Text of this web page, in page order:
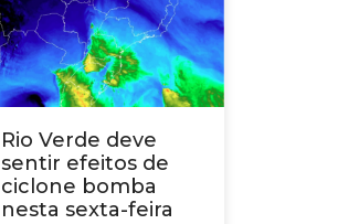
Rio Verde deve
sentir efeitos de
ciclone bomba
nesta sexta-feira